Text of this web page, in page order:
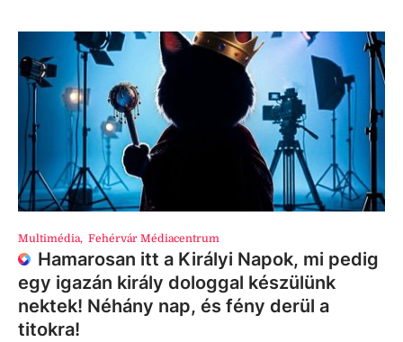
Multimédia, Fehérvár Médiacentrum
Hamarosan itt a Királyi Napok, mi pedig
egy igazán király dologgal készülünk
nektek! Néhány nap, és fény derül a
titokra!